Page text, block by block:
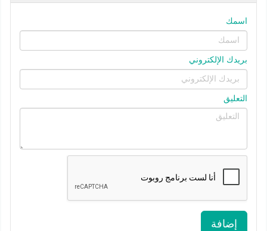
اسمك
بريدك الإلكتروني
التعليق
إضافة